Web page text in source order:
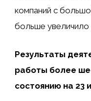
компаний с
больше увеличило
Результаты
работы более
состоянию на 23